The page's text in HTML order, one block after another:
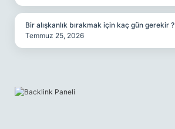
Bir alışkanlık bırakmak için kaç gün gerekir ?
Temmuz 25, 2026